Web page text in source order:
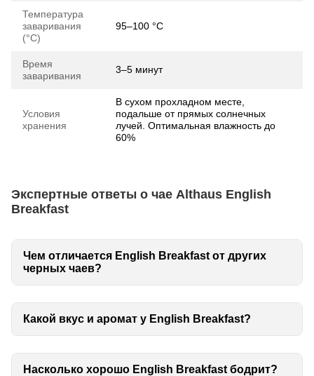
Температура
заваривания
(°C)
95–100 °C
Время
заваривания
3–5 минут
Условия
хранения
В сухом прохладном месте,
подальше от прямых солнечных
лучей. Оптимальная влажность до
60%
Экспертные ответы о чае Althaus English
Breakfast
Чем отличается English Breakfast от других
черных чаев?
Какой вкус и аромат у English Breakfast?
Насколько хорошо English Breakfast бодрит?